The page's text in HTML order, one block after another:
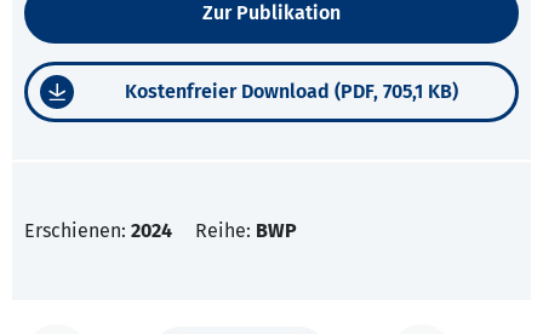
Zur Publikation
Kostenfreier Download (PDF, 705,1 KB)
Erschienen: 2024 Reihe: BWP